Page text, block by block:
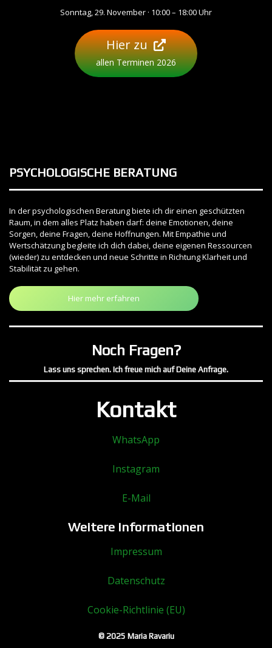
Sonntag, 29. November · 10:00 – 18:00 Uhr
Hier zu
allen Terminen 2026
PSYCHOLOGISCHE BERATUNG
In der psychologischen Beratung biete ich dir einen geschützten
Raum, in dem alles Platz haben darf: deine Emotionen, deine
Sorgen, deine Fragen, deine Hoffnungen. Mit Empathie und
Wertschätzung begleite ich dich dabei, deine eigenen Ressourcen
(wieder) zu entdecken und neue Schritte in Richtung Klarheit und
Stabilität zu gehen.
Hier mehr erfahren
Noch Fragen?
Lass uns sprechen. Ich freue mich auf Deine Anfrage.
Kontakt
WhatsApp
Instagram
E-Mail
Weitere Informationen
Impressum
Datenschutz
Cookie-Richtlinie (EU)
© 2025 Maria Ravariu